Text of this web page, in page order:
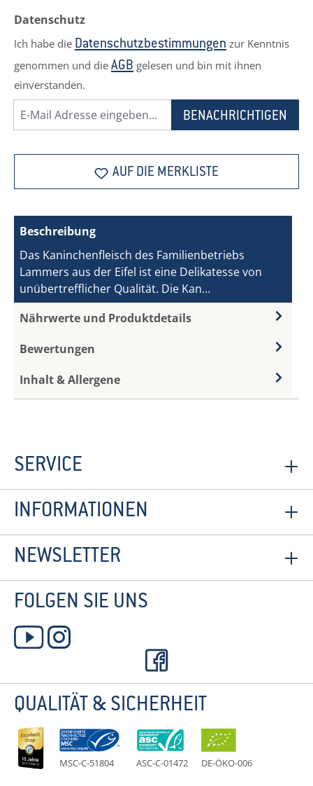
Datenschutz
Ich habe die Datenschutzbestimmungen zur Kenntnis
genommen und die AGB gelesen und bin mit ihnen
einverstanden.
BENACHRICHTIGEN
AUF DIE MERKLISTE
Beschreibung
Das Kaninchenfleisch des Familienbetriebs
Lammers aus der Eifel ist eine Delikatesse von
unübertrefflicher Qualität. Die Kan…
Nährwerte und Produktdetails
Bewertungen
Inhalt & Allergene
SERVICE
INFORMATIONEN
NEWSLETTER
FOLGEN SIE UNS
QUALITÄT & SICHERHEIT
MSC-C-51804 ASC-C-01472 DE-ÖKO-006